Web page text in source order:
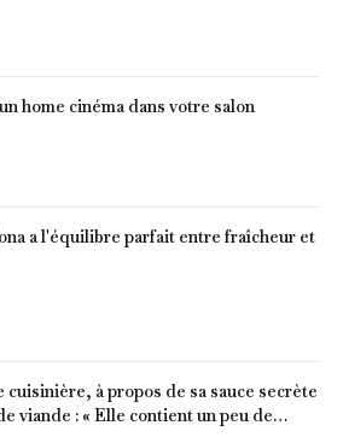
home cinéma dans votre salon
a l'équilibre parfait entre fraîcheur et
à propos de sa sauce secrète
viande : « Elle contient un peu de